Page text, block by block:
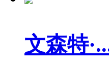
文森特